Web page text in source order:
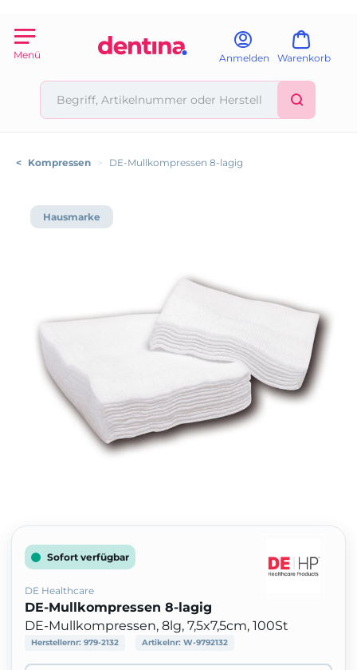
Menü Anmelden Warenkorb
< Kompressen > DE-Mullkompressen 8-lagig
Hausmarke
Sofort verfügbar
DE Healthcare
DE-Mullkompressen 8-lagig
DE-Mullkompressen, 8lg, 7,5x7,5cm, 100St
Herstellernr: 979-2132 Artikelnr: W-9792132